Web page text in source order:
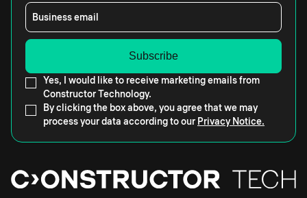
Business email
Yes, I would like to receive marketing emails from
Constructor Technology.
By clicking the box above, you agree that we may
process your data according to our Privacy Notice.